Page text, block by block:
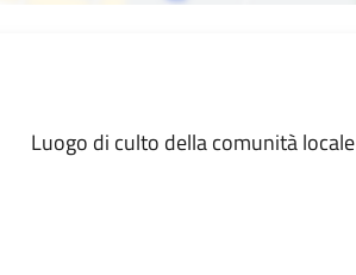
Luogo di culto della comunità locale